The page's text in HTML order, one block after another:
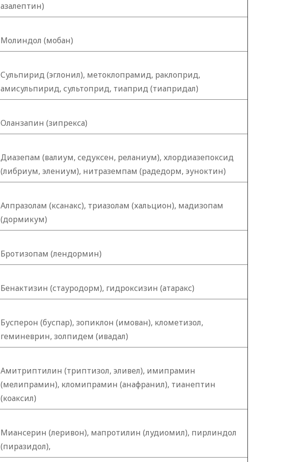
азалептин)
Молиндол (мобан)
Сульпирид (эглонил), метоклопрамид, раклоприд,
амисульпирид, сультоприд, тиаприд (тиапридал)
Оланзапин (зипрекса)
Диазепам (валиум, седуксен, реланиум), хлордиазепоксид
(либриум, элениум), нитраземпам (радедорм, эуноктин)
Алпразолам (ксанакс), триазолам (хальцион), мадизопам
(дормикум)
Бротизопам (лендормин)
Бенактизин (стауродорм), гидроксизин (атаракс)
Бусперон (буспар), зопиклон (имован), клометизол,
геминеврин, золпидем (ивадал)
Амитриптилин (триптизол, эливел), имипрамин
(мелипрамин), кломипрамин (анафранил), тианептин
(коаксил)
Миансерин (леривон), мапротилин (лудиомил), пирлиндол
(пиразидол),